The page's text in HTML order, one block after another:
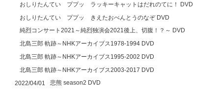
おしりたんてい ププッ ラッキーキャットはだれのてに！ DVD
おしりたんてい ププッ きえたおべんとうのなぞ DVD
純烈コンサート2021～純烈独演会2021後上、切腹！？～ DVD
北島三郎 軌跡～NHKアーカイブス1978-1994 DVD
北島三郎 軌跡～NHKアーカイブス1995-2002 DVD
北島三郎 軌跡～NHKアーカイブス2003-2017 DVD
2022/04/01
悲熊 season2 DVD